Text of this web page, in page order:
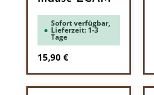
Sofort verfügbar,
Lieferzeit: 1-3
Tage
Regulärer Preis:
15,90 €